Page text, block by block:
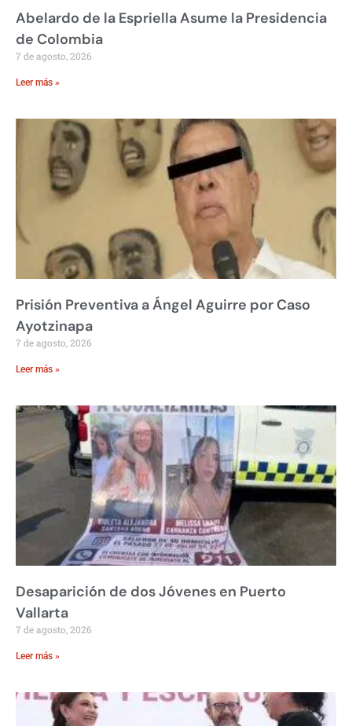
Abelardo de la Espriella Asume la Presidencia
de Colombia
7 de agosto, 2026
Leer más »
Prisión Preventiva a Ángel Aguirre por Caso
Ayotzinapa
7 de agosto, 2026
Leer más »
Desaparición de dos Jóvenes en Puerto
Vallarta
7 de agosto, 2026
Leer más »